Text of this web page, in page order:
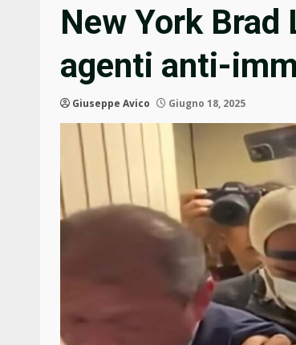
New York Brad
agenti anti-
Giuseppe Avico Giugno 18, 2025